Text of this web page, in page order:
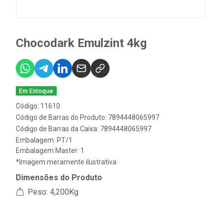
Chocodark Emulzint 4kg
Em Estoque
Código: 11610
Código de Barras do Produto: 7894448065997
Código de Barras da Caixa: 7894448065997
Embalagem: PT/1
Embalagem Master: 1
*Imagem meramente ilustrativa
Dimensões do Produto
Peso: 4,200Kg